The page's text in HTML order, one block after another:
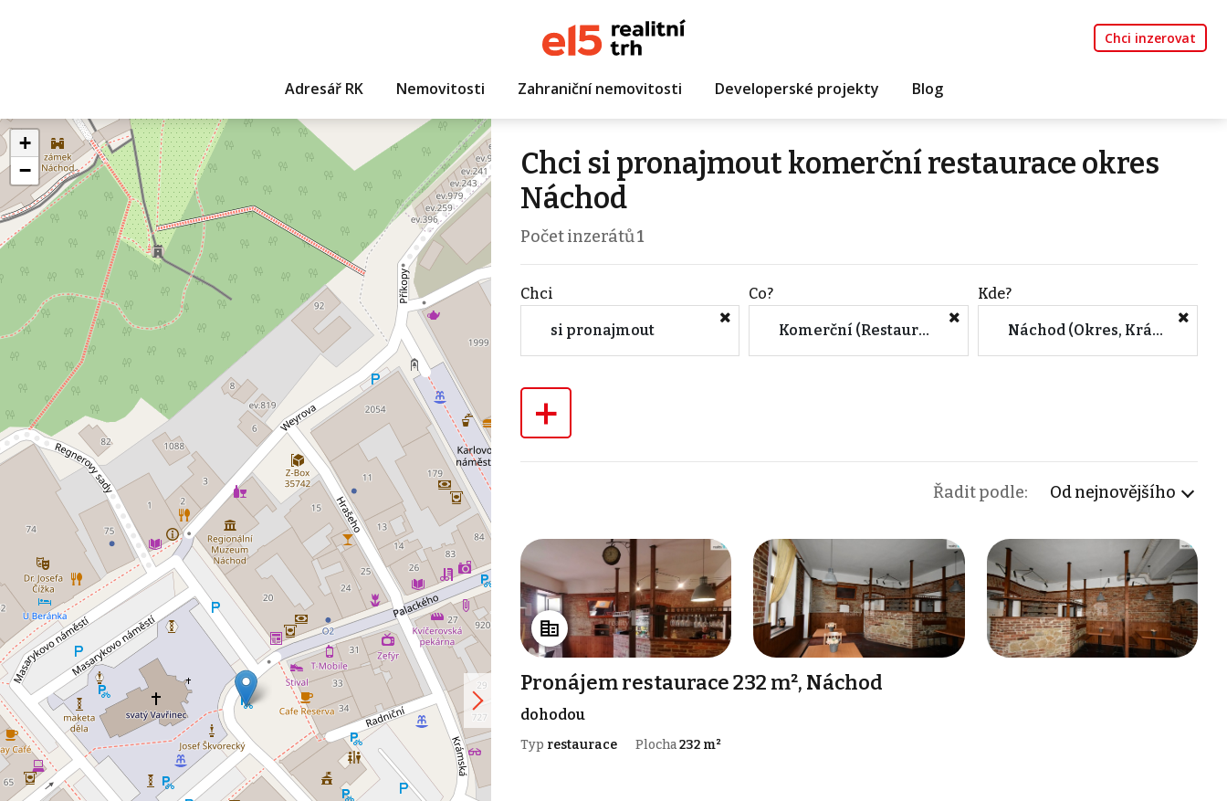
Chci inzerovat
Adresář RK Nemovitosti Zahraniční nemovitosti Developerské projekty Blog
+
−
Chci si pronajmout komerční restaurace okres
Náchod
Počet inzerátů1
Chci
si pronajmout
Co?
Komerční (Restaurace)
Kde?
Náchod (Okres, Královéhradecký kraj)
+
Řadit podle: Od nejnovějšího
Pronájem restaurace 232 m², Náchod
dohodou
Typ restaurace Plocha232 m²